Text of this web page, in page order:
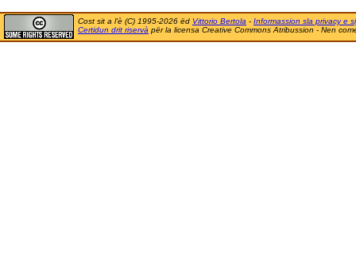
Cost sit a l'è (C) 1995-2026 ëd Vittorio Bertola - Informassion sla privacy e
Certidun drit riservà për la licensa Creative Commons Atribussion - Nen